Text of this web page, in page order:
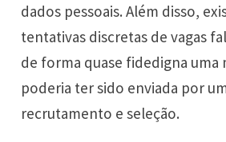
dados pessoais. Além disso,
tentativas discretas de vagas
de forma quase fidedigna uma
poderia ter sido enviada por
recrutamento e seleção.